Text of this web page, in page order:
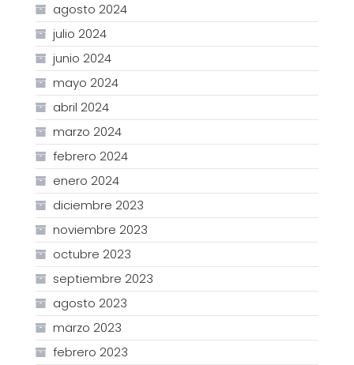
agosto 2024
julio 2024
junio 2024
mayo 2024
abril 2024
marzo 2024
febrero 2024
enero 2024
diciembre 2023
noviembre 2023
octubre 2023
septiembre 2023
agosto 2023
marzo 2023
febrero 2023